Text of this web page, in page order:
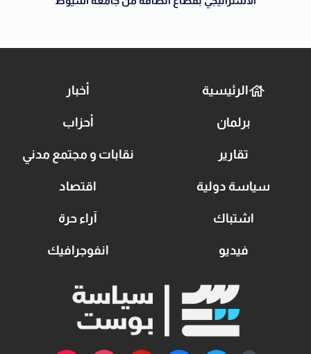
الرئيسية أخبار
برلمان أحزاب
تقارير نقابات و مجتمع مدني
سياسة دولية اقتصاد
اشتباك آراء حرة
فيديو انفوجرافيك